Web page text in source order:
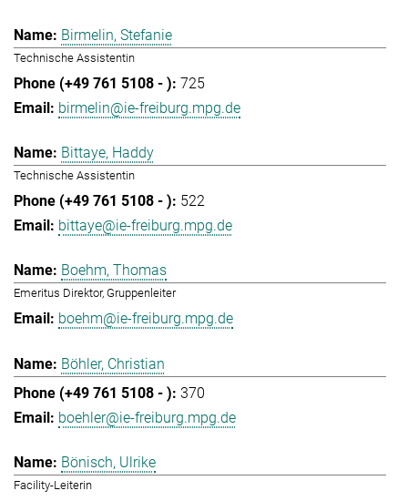
Birmelin, Stefanie
Technische Assistentin
725
birmelin@ie-freiburg.mpg.de
Bittaye, Haddy
Technische Assistentin
522
bittaye@ie-freiburg.mpg.de
Boehm, Thomas
Emeritus Direktor, Gruppenleiter
boehm@ie-freiburg.mpg.de
Böhler, Christian
370
boehler@ie-freiburg.mpg.de
Bönisch, Ulrike
Facility-Leiterin